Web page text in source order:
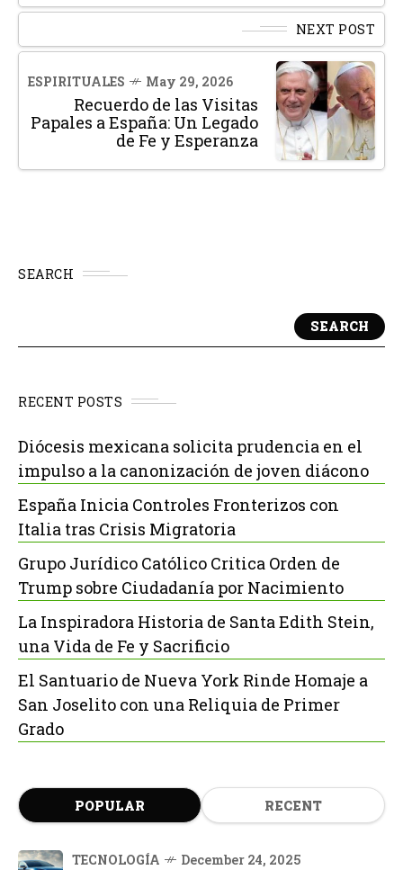
NEXT POST
ESPIRITUALES May 29, 2026
Recuerdo de las Visitas
Papales a España: Un Legado
de Fe y Esperanza
SEARCH
SEARCH
RECENT POSTS
Diócesis mexicana solicita prudencia en el
impulso a la canonización de joven diácono
España Inicia Controles Fronterizos con
Italia tras Crisis Migratoria
Grupo Jurídico Católico Critica Orden de
Trump sobre Ciudadanía por Nacimiento
La Inspiradora Historia de Santa Edith Stein,
una Vida de Fe y Sacrificio
El Santuario de Nueva York Rinde Homaje a
San Joselito con una Reliquia de Primer
Grado
POPULAR RECENT
TECNOLOGÍA December 24, 2025